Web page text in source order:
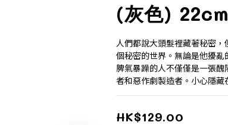
(灰色) 22cm
人們都說大頭髮裡藏著秘密
個秘密的世界。無論是他擾
脾氣暴躁的人不僅僅是一張
者和惡作劇製造者。小心隱藏
HK$129.00